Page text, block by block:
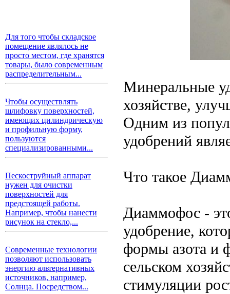
Для того чтобы складское
помещение являлось не
просто местом, где хранятся
товары, было современным
распределительным...
Чтобы осуществлять
шлифовку поверхностей,
имеющих цилиндрическую
и профильную форму,
пользуются
специализированными...
Пескоструйный аппарат
нужен для очистки
поверхностей для
предстоящей работы.
Например, чтобы нанести
рисунок на стекло,...
Современные технологии
позволяют использовать
энергию альтернативных
источников, например,
Солнца. Посредством...
Минеральные
хозяйстве,
Одним из
удобрений
Что такое
Диаммофос -
удобрение,
формы азота и
сельском
стимуляции